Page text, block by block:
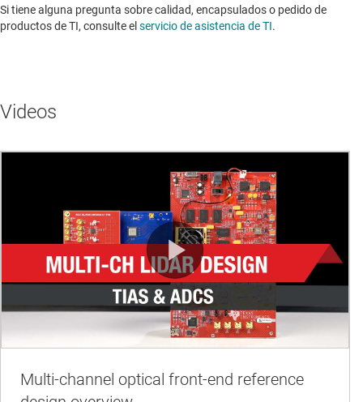
Si tiene alguna pregunta sobre calidad, encapsulados o pedido de
productos de TI, consulte el servicio de asistencia de TI. ​​​​​​​​​​​​​​
Videos